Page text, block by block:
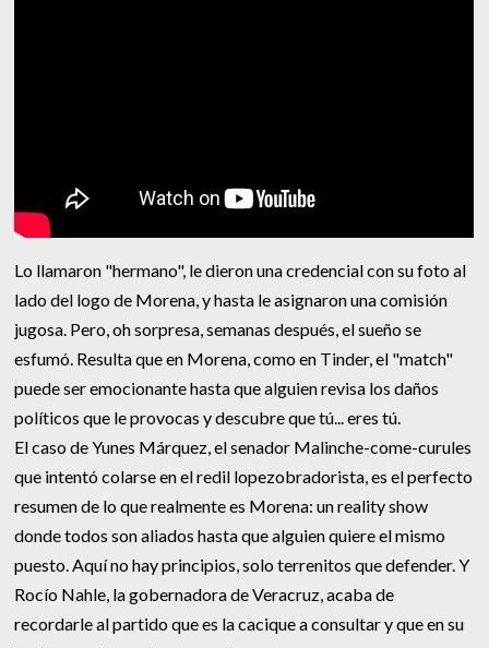
Lo llamaron "hermano", le dieron una credencial con su foto al
lado del logo de Morena, y hasta le asignaron una comisión
jugosa. Pero, oh sorpresa, semanas después, el sueño se
esfumó. Resulta que en Morena, como en Tinder, el "match"
puede ser emocionante hasta que alguien revisa los daños
políticos que le provocas y descubre que tú... eres tú.
El caso de Yunes Márquez, el senador Malinche-come-curules
que intentó colarse en el redil lopezobradorista, es el perfecto
resumen de lo que realmente es Morena: un reality show
donde todos son aliados hasta que alguien quiere el mismo
puesto. Aquí no hay principios, solo terrenitos que defender. Y
Rocío Nahle, la gobernadora de Veracruz, acaba de
recordarle al partido que es la cacique a consultar y que en su